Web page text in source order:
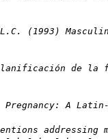
(1993)
de la
Pregnancy: A
addressing